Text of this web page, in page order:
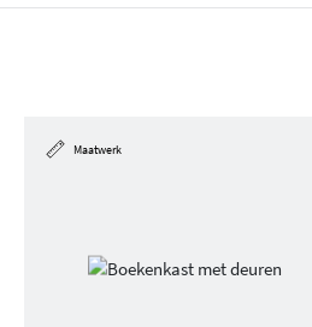
Maatwerk